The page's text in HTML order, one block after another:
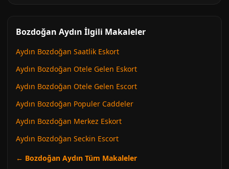
Bozdoğan Aydın İlgili Makaleler
Aydın Bozdoğan Saatlik Eskort
Aydın Bozdoğan Otele Gelen Eskort
Aydın Bozdoğan Otele Gelen Escort
Aydın Bozdoğan Populer Caddeler
Aydın Bozdoğan Merkez Eskort
Aydın Bozdoğan Seckin Escort
← Bozdoğan Aydın Tüm Makaleler